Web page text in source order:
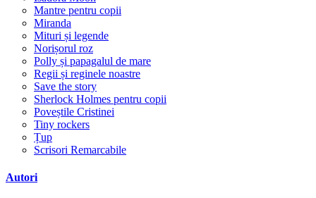
Mantre pentru copii
Miranda
Mituri și legende
Norișorul roz
Polly și papagalul de mare
Regii și reginele noastre
Save the story
Sherlock Holmes pentru copii
Poveștile Cristinei
Tiny rockers
Țup
Scrisori Remarcabile
Autori